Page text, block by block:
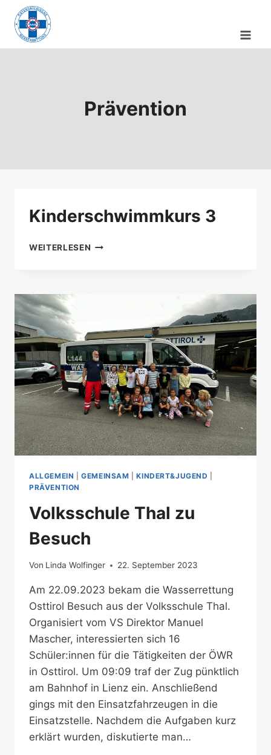
Zum
Inhalt
springen
Prävention
Kinderschwimmkurs 3
WEITERLESEN KINDERSCHWIMMKURS
ALLGEMEIN |GEMEINSAM |KINDERT&JUGEND
PRÄVENTION
Volksschule Thal zu
Besuch
Von Linda Wolfinger 22. September 2023
Am 22.09.2023 bekam die Wasserrettung
Osttirol Besuch aus der Volksschule Thal.
Organisiert vom VS Direktor Manuel
Mascher, interessierten sich 16
Schüler:innen für die Tätigkeiten der ÖWR
in Osttirol. Um 09:09 traf der Zug pünktlich
am Bahnhof in Lienz ein. Anschließend
gings mit den Einsatzfahrzeugen in die
Einsatzstelle. Nachdem die Aufgaben kurz
erklärt wurden, diskutierte man…